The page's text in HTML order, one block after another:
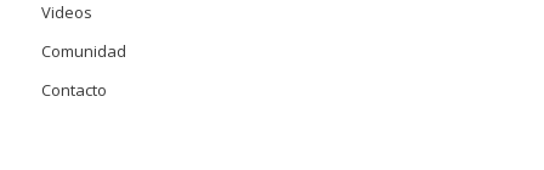
Videos
Comunidad
Contacto